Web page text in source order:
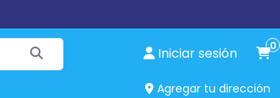
Iniciar sesión 0
Agregar tu dirección